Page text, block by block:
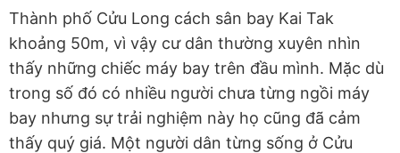
Thành phố Cửu Long cách sân bay Kai Tak
khoảng 50m, vì vậy cư dân thường xuyên nhìn
thấy những chiếc máy bay trên đầu mình. Mặc dù
trong số đó có nhiều người chưa từng ngồi máy
bay nhưng sự trải nghiệm này họ cũng đã cảm
thấy quý giá. Một người dân từng sống ở Cửu